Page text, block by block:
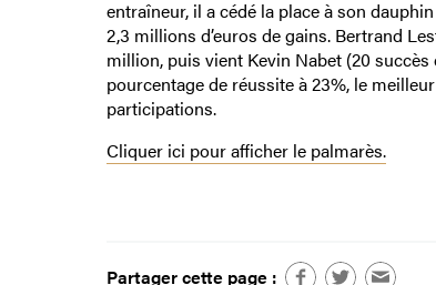
entraîneur, il a cédé la place à son
2,3 millions d’euros de gains. Bertrand
million, puis vient Kevin Nabet (20
pourcentage de réussite à 23%, le
participations.
Cliquer ici pour afficher le palmarès.
Partager cette page :